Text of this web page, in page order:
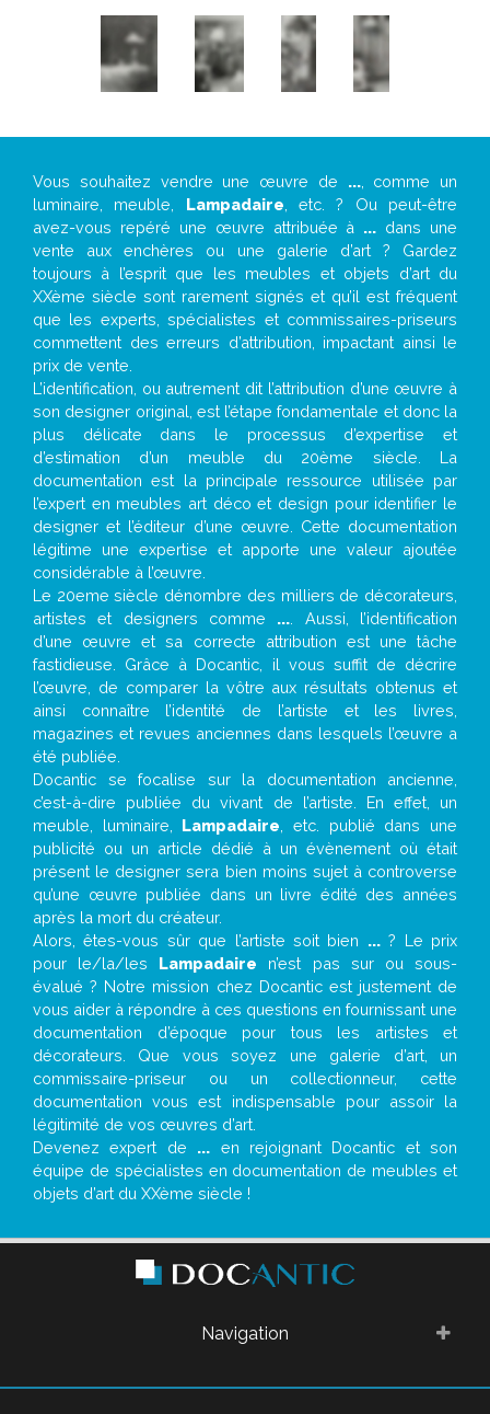
Vous souhaitez vendre une œuvre de ..., comme un
luminaire, meuble, Lampadaire , etc. ? Ou peut-être
avez-vous repéré une œuvre attribuée à ... dans une
vente aux enchères ou une galerie d’art ? Gardez
toujours à l’esprit que les meubles et objets d’art du
XXème siècle sont rarement signés et qu’il est fréquent
que les experts, spécialistes et commissaires-priseurs
commettent des erreurs d’attribution, impactant ainsi le
prix de vente.
L’identification, ou autrement dit l’attribution d’une œuvre à
son designer original, est l’étape fondamentale et donc la
plus délicate dans le processus d’expertise et
d’estimation d’un meuble du 20ème siècle. La
documentation est la principale ressource utilisée par
l’expert en meubles art déco et design pour identifier le
designer et l’éditeur d’une œuvre. Cette documentation
légitime une expertise et apporte une valeur ajoutée
considérable à l’œuvre.
Le 20eme siècle dénombre des milliers de décorateurs,
artistes et designers comme ... . Aussi, l’identification
d’une œuvre et sa correcte attribution est une tâche
fastidieuse. Grâce à Docantic, il vous suffit de décrire
l’œuvre, de comparer la vôtre aux résultats obtenus et
ainsi connaître l’identité de l’artiste et les livres,
magazines et revues anciennes dans lesquels l’œuvre a
été publiée.
Docantic se focalise sur la documentation ancienne,
c’est-à-dire publiée du vivant de l’artiste. En effet, un
meuble, luminaire, Lampadaire , etc. publié dans une
publicité ou un article dédié à un évènement où était
présent le designer sera bien moins sujet à controverse
qu’une œuvre publiée dans un livre édité des années
après la mort du créateur.
Alors, êtes-vous sûr que l’artiste soit bien ...? Le prix
pour le/la/les Lampadaire n’est pas sur ou sous-
évalué ? Notre mission chez Docantic est justement de
vous aider à répondre à ces questions en fournissant une
documentation d’époque pour tous les artistes et
décorateurs. Que vous soyez une galerie d’art, un
commissaire-priseur ou un collectionneur, cette
documentation vous est indispensable pour assoir la
légitimité de vos œuvres d’art.
Devenez expert de ... en rejoignant Docantic et son
équipe de spécialistes en documentation de meubles et
objets d’art du XXème siècle !
Navigation